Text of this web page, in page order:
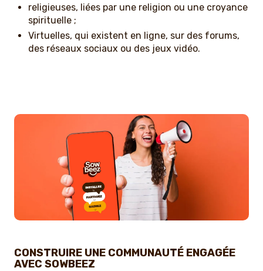
religieuses, liées par une religion ou une croyance
spirituelle ;
Virtuelles, qui existent en ligne, sur des forums,
des réseaux sociaux ou des jeux vidéo.
CONSTRUIRE UNE COMMUNAUTÉ ENGAGÉE
AVEC SOWBEEZ